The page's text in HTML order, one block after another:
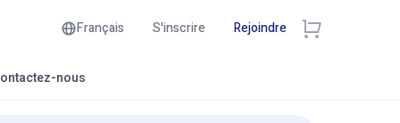
Français S'inscrire Rejoindre
nous